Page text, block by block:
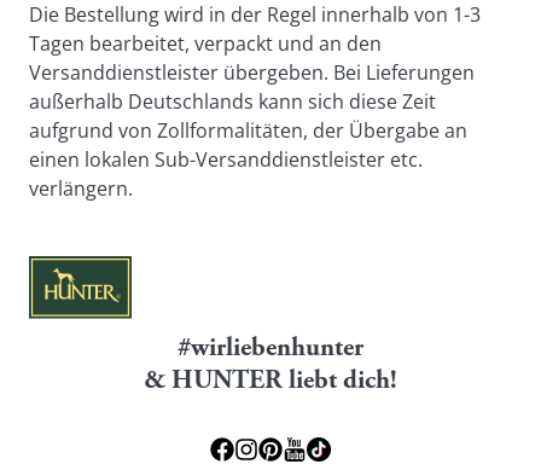
Die Bestellung wird in der Regel innerhalb von 1-3
Tagen bearbeitet, verpackt und an den
Versanddienstleister übergeben. Bei Lieferungen
außerhalb Deutschlands kann sich diese Zeit
aufgrund von Zollformalitäten, der Übergabe an
einen lokalen Sub-Versanddienstleister etc.
verlängern.
#wirliebenhunter
& HUNTER liebt dich!